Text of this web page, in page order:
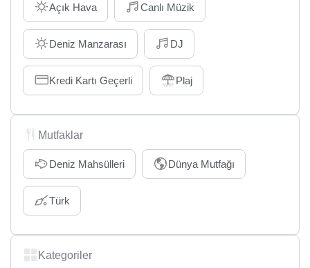
Açık Hava Canlı Müzik
Deniz Manzarası DJ
Kredi Kartı Geçerli Plaj
Mutfaklar
Deniz Mahsülleri Dünya Mutfağı
Türk
Kategoriler